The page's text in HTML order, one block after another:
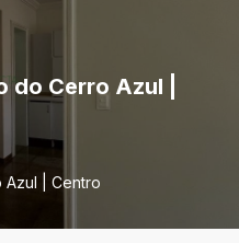
Cerro Azul |
Azul | Centro